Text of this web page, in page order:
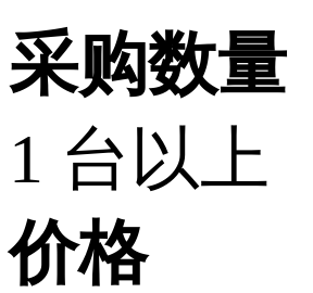
采购数量
1 台以上
价格